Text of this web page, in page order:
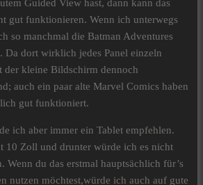
Guided View hast, dann kann das
gut funktionieren. Wenn ich unterwegs
so manchmal die Batman Adventures
Da dort wirklich jedes Panel einzeln
der kleine Bildschirm dennoch
auch ein paar alte Marvel Comics haben
gut funktioniert.
ich aber immer ein Tablet empfehlen.
10 Zoll und drunter würde ich es nicht
Wenn du das erstmal hauptsächlich für’s
nutzen möchtest,würde ich auch auf gute